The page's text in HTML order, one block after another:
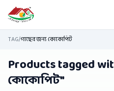
Skip to main content
TAG/গাছের জন্য কোকোপিট
Products tagged
কোকোপিট"